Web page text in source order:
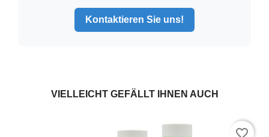
Kontaktieren Sie uns!
VIELLEICHT GEFÄLLT IHNEN AUCH
favorite_border